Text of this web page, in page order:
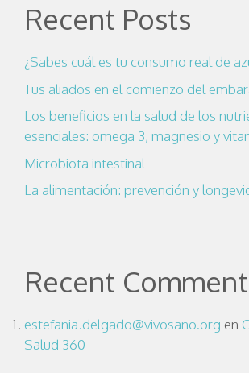
Recent Posts
¿Sabes cuál es tu consumo real de
Tus aliados en el comienzo del
Los beneficios en la salud de los
esenciales: omega 3, magnesio y
Microbiota intestinal
La alimentación: prevención y
Recent
estefania.delgado@vivosano.org en
Salud 360